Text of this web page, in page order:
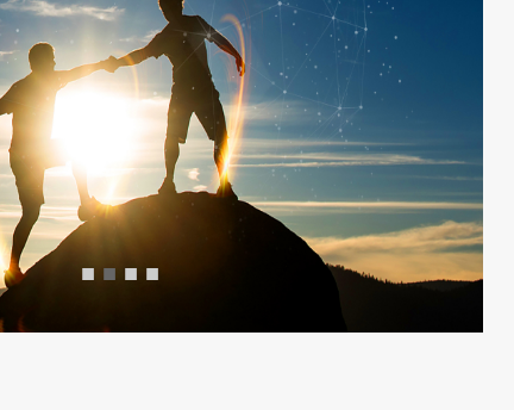
■ ■ ■ ■